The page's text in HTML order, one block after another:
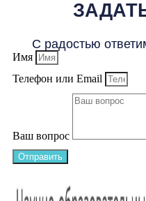
С радостью
Имя
Телефон или Email
Ваш вопрос
Отправить